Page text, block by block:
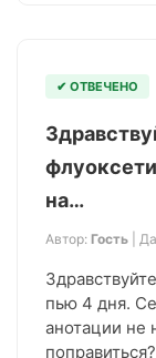
✔ ОТВЕЧЕНО
на…
Автор: Гость |
пью 4 дня.
анотации не
поправиться?